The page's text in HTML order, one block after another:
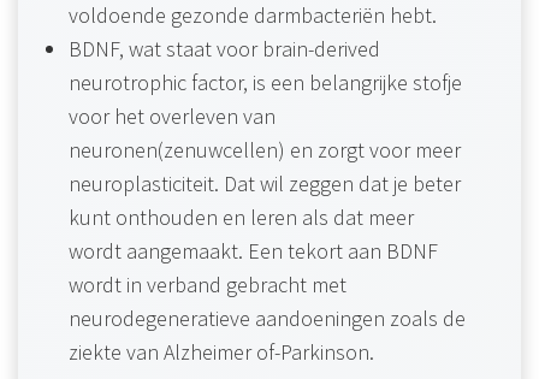
voldoende gezonde darmbacteriën hebt.
BDNF, wat staat voor brain-derived
neurotrophic factor, is een belangrijke stofje
voor het overleven van
neuronen(zenuwcellen) en zorgt voor meer
neuroplasticiteit. Dat wil zeggen dat je beter
kunt onthouden en leren als dat meer
wordt aangemaakt. Een tekort aan BDNF
wordt in verband gebracht met
neurodegeneratieve aandoeningen zoals de
ziekte van Alzheimer of-Parkinson.